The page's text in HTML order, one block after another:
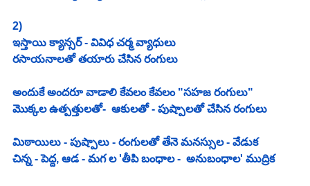
2)
ఇస్తాయి క్యాన్సర్ - వివిధ చర్మ వ్యాధులు
రసాయనాలతో తయారు చేసిన రంగులు
అందుకే అందరూ వాడాలి కేవలం కేవలం "సహజ రంగులు"
మొక్కల ఉత్పత్తులతో-  ఆకులతో - పుష్పాలతో చేసిన రంగులు
మిఠాయిలు - పుష్పాలు - రంగులతో తేనె మనస్సుల - వేడుక
చిన్న - పెద్ద, ఆడ - మగ ల 'తీపి బంధాల -  అనుబంధాల' ముద్రిక